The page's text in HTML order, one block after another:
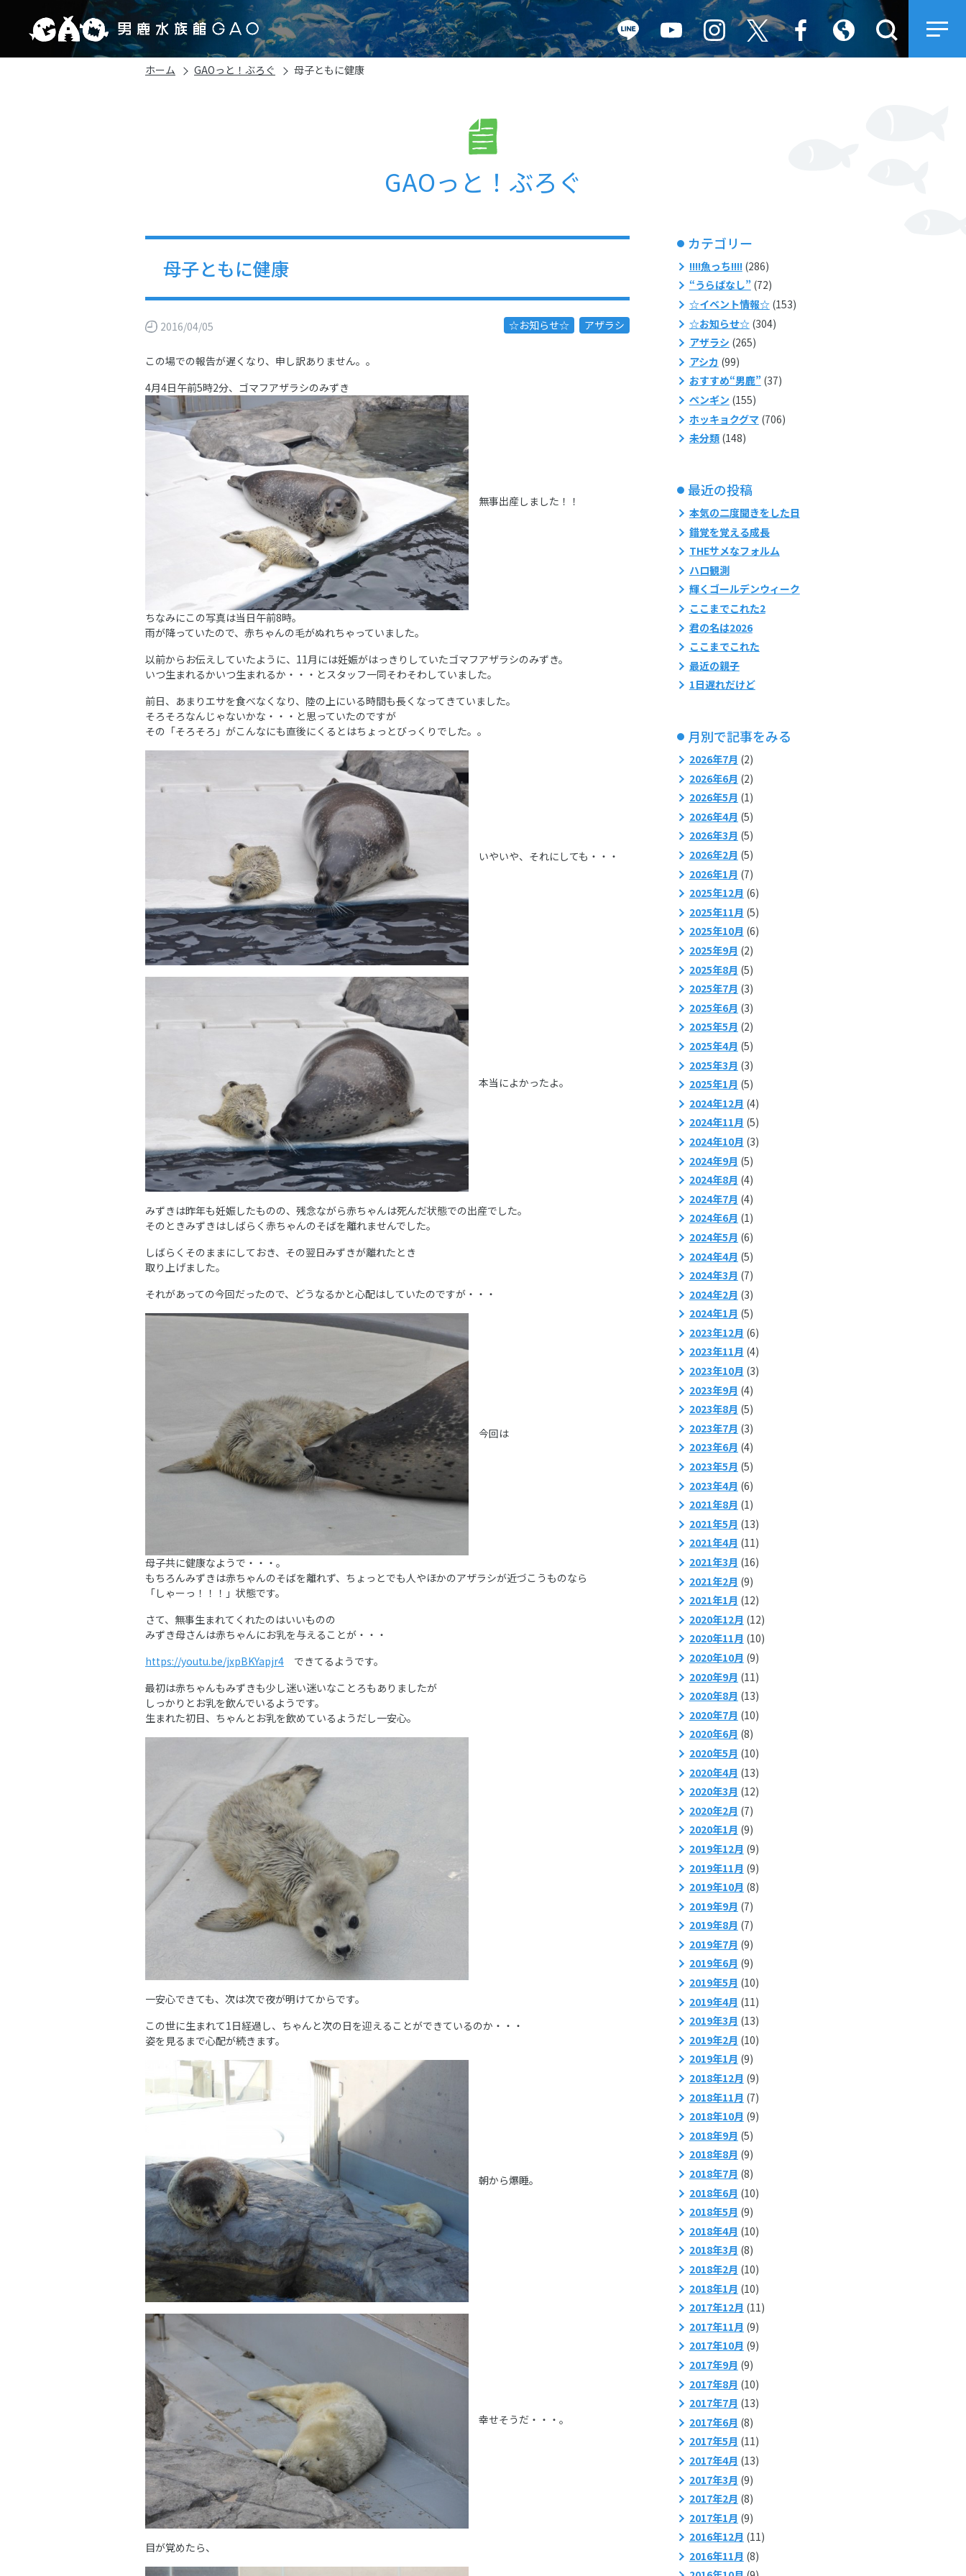
ホーム GAOっと！ぶろぐ 母子ともに健康
GAOっと！ぶろぐ
母子ともに健康
2016/04/05 ☆お知らせ☆ アザラシ
この場での報告が遅くなり、申し訳ありません。。
4月4日午前5時2分、ゴマフアザラシのみずき
無事出産しました！！
ちなみにこの写真は当日午前8時。
雨が降っていたので、赤ちゃんの毛がぬれちゃっていました。
以前からお伝えしていたように、11月には妊娠がはっきりしていたゴマフアザラシのみずき。
いつ生まれるかいつ生まれるか・・・とスタッフ一同そわそわしていました。
前日、あまりエサを食べなくなり、陸の上にいる時間も長くなってきていました。
そろそろなんじゃないかな・・・と思っていたのですが
その「そろそろ」がこんなにも直後にくるとはちょっとびっくりでした。。
いやいや、それにしても・・・
本当によかったよ。
みずきは昨年も妊娠したものの、残念ながら赤ちゃんは死んだ状態での出産でした。
そのときみずきはしばらく赤ちゃんのそばを離れませんでした。
しばらくそのままにしておき、その翌日みずきが離れたとき
取り上げました。
それがあっての今回だったので、どうなるかと心配はしていたのですが・・・
今回は
母子共に健康なようで・・・。
もちろんみずきは赤ちゃんのそばを離れず、ちょっとでも人やほかのアザラシが近づこうものなら
「しゃーっ！！！」状態です。
さて、無事生まれてくれたのはいいものの
みずき母さんは赤ちゃんにお乳を与えることが・・・
https://youtu.be/jxpBKYapjr4 できてるようです。
最初は赤ちゃんもみずきも少し迷い迷いなことろもありましたが
しっかりとお乳を飲んでいるようです。
生まれた初日、ちゃんとお乳を飲めているようだし一安心。
一安心できても、次は次で夜が明けてからです。
この世に生まれて1日経過し、ちゃんと次の日を迎えることができているのか・・・
姿を見るまで心配が続きます。
朝から爆睡。
幸せそうだ・・・。
目が覚めたら、
カテゴリー
!!!!魚っち!!!!(286)
“うらばなし”(72)
☆イベント情報☆(153)
☆お知らせ☆(304)
アザラシ (265)
アシカ (99)
おすすめ“男鹿”(37)
ペンギン (155)
ホッキョクグマ (706)
未分類(148)
最近の投稿
本気の二度聞きをした日
錯覚を覚える成長
THEサメなフォルム
ハロ観測
輝くゴールデンウィーク
ここまでこれた2
君の名は2026
ここまでこれた
最近の親子
1日遅れだけど
月別で記事をみる
2026年7月 (2)
2026年6月 (2)
2026年5月 (1)
2026年4月 (5)
2026年3月 (5)
2026年2月 (5)
2026年1月 (7)
2025年12月 (6)
2025年11月 (5)
2025年10月 (6)
2025年9月 (2)
2025年8月 (5)
2025年7月 (3)
2025年6月 (3)
2025年5月 (2)
2025年4月 (5)
2025年3月 (3)
2025年1月 (5)
2024年12月 (4)
2024年11月 (5)
2024年10月 (3)
2024年9月 (5)
2024年8月 (4)
2024年7月 (4)
2024年6月 (1)
2024年5月 (6)
2024年4月 (5)
2024年3月 (7)
2024年2月 (3)
2024年1月 (5)
2023年12月 (6)
2023年11月 (4)
2023年10月 (3)
2023年9月 (4)
2023年8月 (5)
2023年7月 (3)
2023年6月 (4)
2023年5月 (5)
2023年4月 (6)
2021年8月 (1)
2021年5月 (13)
2021年4月 (11)
2021年3月 (16)
2021年2月 (9)
2021年1月 (12)
2020年12月 (12)
2020年11月 (10)
2020年10月 (9)
2020年9月 (11)
2020年8月 (13)
2020年7月 (10)
2020年6月 (8)
2020年5月 (10)
2020年4月 (13)
2020年3月 (12)
2020年2月 (7)
2020年1月 (9)
2019年12月 (9)
2019年11月 (9)
2019年10月 (8)
2019年9月 (7)
2019年8月 (7)
2019年7月 (9)
2019年6月 (9)
2019年5月 (10)
2019年4月 (11)
2019年3月 (13)
2019年2月 (10)
2019年1月 (9)
2018年12月 (9)
2018年11月 (7)
2018年10月 (9)
2018年9月 (5)
2018年8月 (9)
2018年7月 (8)
2018年6月 (10)
2018年5月 (9)
2018年4月 (10)
2018年3月 (8)
2018年2月 (10)
2018年1月 (10)
2017年12月 (11)
2017年11月 (9)
2017年10月 (9)
2017年9月 (9)
2017年8月 (10)
2017年7月 (13)
2017年6月 (8)
2017年5月 (11)
2017年4月 (13)
2017年3月 (9)
2017年2月 (8)
2017年1月 (9)
2016年12月 (11)
2016年11月 (8)